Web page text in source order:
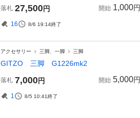
落札 27,500円 開始 1,000円
16 8/6 19:14終了
アクセサリー 三脚、一脚 三脚
GITZO 三脚 G1226mk2
落札 7,000円 開始 5,000円
1 8/5 10:41終了